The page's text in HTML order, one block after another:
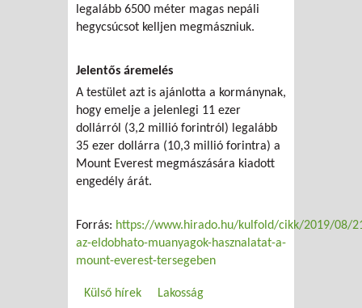
legalább 6500 méter magas nepáli
hegycsúcsot kelljen megmászniuk.
Jelentős áremelés
A testület azt is ajánlotta a kormánynak,
hogy emelje a jelenlegi 11 ezer
dollárról (3,2 millió forintról) legalább
35 ezer dollárra (10,3 millió forintra) a
Mount Everest megmászására kiadott
engedély árát.
Forrás: https://www.hirado.hu/kulfold/cikk/2019/08/
az-eldobhato-muanyagok-hasznalatat-a-
mount-everest-tersegeben
Külső hírek Lakosság